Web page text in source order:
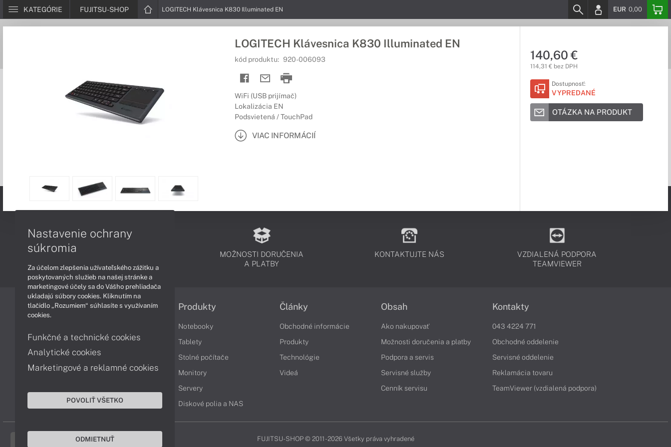
KATEGÓRIE FUJITSU-SHOP LOGITECH Klávesnica K830 Illuminated EN EUR 0,00
LOGITECH Klávesnica K830 Illuminated EN
kód produktu: 920-006093
WiFi (USB prijímač)
Lokalizácia EN
Podsvietená / TouchPad
VIAC INFORMÁCIÍ
140,60 €
114,31 € bez DPH
Dostupnosť:
VYPREDANÉ
OTÁZKA NA PRODUKT
MOŽNOSTI DORUČENIA
A PLATBY
KONTAKTUJTE NÁS
VZDIALENÁ PODPORA
TEAMVIEWER
Informácie
Reklamačné podmienky
Ochrana osobných údajov
Vrátenie tovaru
Cookies
Produkty
Notebooky
Tablety
Stolné počítače
Monitory
Servery
Diskové polia a NAS
Články
Obchodné informácie
Produkty
Technológie
Videá
Obsah
Ako nakupovať
Možnosti doručenia a platby
Podpora a servis
Servisné služby
Cenník servisu
Kontakty
043 4224 771
Obchodné oddelenie
Servisné oddelenie
Reklamácia tovaru
TeamViewer (vzdialená podpora)
FUJITSU-SHOP © 2011 - 2026 Všetky práva vyhradené
Nastavenie ochrany
súkromia
Za účelom zlepšenia užívateľského zážitku a
poskytovaných služieb na našej stránke a
marketingové účely sa do Vášho prehliadača
ukladajú súbory cookies. Kliknutím na
tlačidlo „Rozumiem“ súhlasíte s využívaním
cookies.
Funkčné a technické cookies
Analytické cookies
Marketingové a reklamné cookies
POVOLIŤ VŠETKO
ODMIETNUŤ